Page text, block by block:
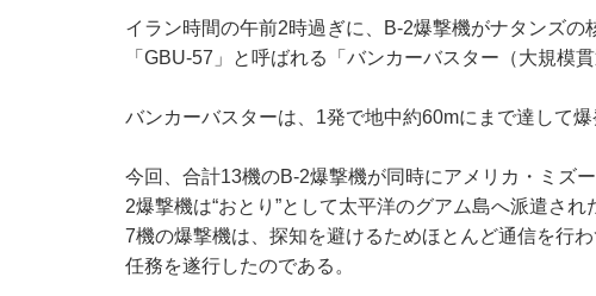
イラン時間の午前2時過ぎに、B-2爆撃機がナタンズの
「GBU-57」と呼ばれる「バンカーバスター（大規模
バンカーバスターは、1発で地中約60mにまで達して爆
今回、合計13機のB-2爆撃機が同時にアメリカ・ミズ
2爆撃機は“おとり”として太平洋のグアム島へ派遣さ
7機の爆撃機は、探知を避けるためほとんど通信を行
任務を遂行したのである。